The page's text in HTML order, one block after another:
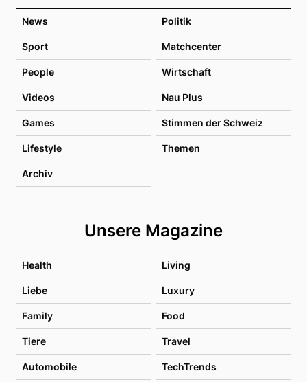
News Politik
Sport Matchcenter
People Wirtschaft
Videos Nau Plus
Games Stimmen der Schweiz
Lifestyle Themen
Archiv
Unsere Magazine
Health Living
Liebe Luxury
Family Food
Tiere Travel
Automobile TechTrends